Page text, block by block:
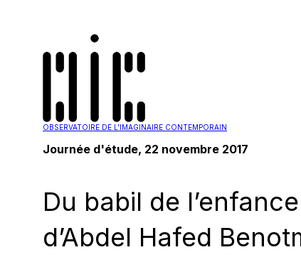
OBSERVATOIRE DE L'IMAGINAIRE CONTEMPORAIN
Journée d'étude, 22 novembre 2017
Du babil de
d’Abdel Hafed